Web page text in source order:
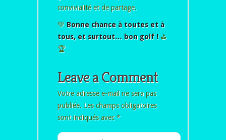
convivialité et de partage.
💚 Bonne chance à toutes et à
tous, et surtout… bon golf !⛳
🏆
Leave a Comment
Votre adresse e-mail ne sera pas
publiée. Les champs obligatoires
sont indiqués avec*